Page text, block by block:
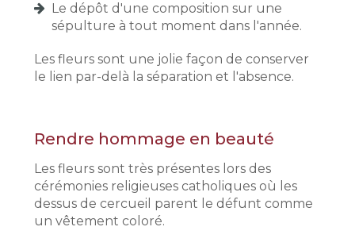
Le dépôt d'une composition sur une
sépulture à tout moment dans l'année.
Les fleurs sont une jolie façon de conserver
le lien par-delà la séparation et l'absence.
Rendre hommage en beauté
Les fleurs sont très présentes lors des
cérémonies religieuses catholiques où les
dessus de cercueil parent le défunt comme
un vêtement coloré.